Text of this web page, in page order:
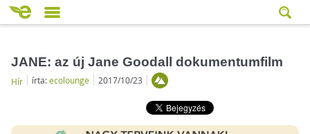
JANE: az új Jane Goodall dokumentumfilm
Hír írta:ecolounge 2017/10/23